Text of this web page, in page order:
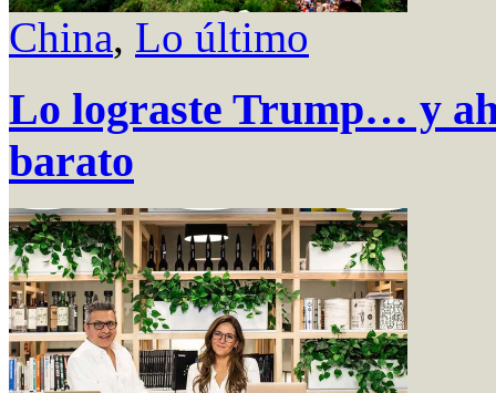
China, Lo último
Lo lograste Trump… y
barato